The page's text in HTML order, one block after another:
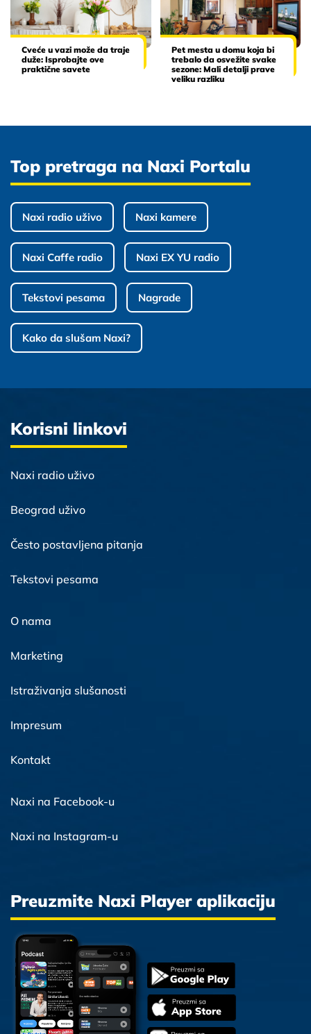
Cveće u vazi može da traje
duže: Isprobajte ove
praktične savete
Pet mesta u domu koja bi
trebalo da osvežite svake
sezone: Mali detalji prave
veliku razliku
Top pretraga na Naxi Portalu
Naxi radio uživo Naxi kamere
Naxi Caffe radio Naxi EX YU radio
Tekstovi pesama Nagrade
Kako da slušam Naxi?
Korisni linkovi
Naxi radio uživo
Beograd uživo
Često postavljena pitanja
Tekstovi pesama
O nama
Marketing
Istraživanja slušanosti
Impresum
Kontakt
Naxi na Facebook-u
Naxi na Instagram-u
Preuzmite Naxi Player aplikaciju